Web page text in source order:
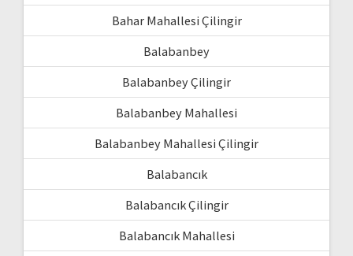
Bahar Mahallesi Çilingir
Balabanbey
Balabanbey Çilingir
Balabanbey Mahallesi
Balabanbey Mahallesi Çilingir
Balabancık
Balabancık Çilingir
Balabancık Mahallesi